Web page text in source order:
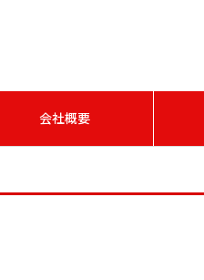
会社概要